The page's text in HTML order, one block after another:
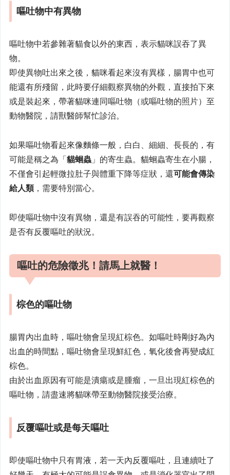
嘔吐物中有異物
嘔吐物中若參雜著貓食以外的東西，表示貓咪誤吞了異
物。
即使異物吐出來之後，貓咪看起來沒有異樣，腸胃中也可
能還有所殘留，此時要仔細觀察異物的外觀，直接拍下來
或是裝起來，帶著貓咪連同嘔吐物（或嘔吐物的照片）至
動物醫院，請獸醫師幫忙診治。
如果嘔吐物看起來像麵條一般，白白、細細、長長的，有
可能是稱之為「貓蛔蟲 」的寄生蟲。貓蛔蟲寄生在小腸，
不僅會引起輕微拉肚子與體重下降等症狀，還可能會傳染
給人類，需要特別當心。
即使嘔吐物中沒有異物，還是有誤吞的可能性，要再觀察
是否有反覆嘔吐的狀況。
嘔吐的危險徵兆！請馬上就醫！
棕色的嘔吐物
腸胃內出血時，嘔吐物會呈現紅棕色。如嘔吐時剛好為內
出血的時間點，嘔吐物會呈現鮮紅色，氧化後會再變成紅
棕色。
由於出血原因有可能是潰瘍或是腫瘤，一旦出現紅棕色的
嘔吐物，請盡速將貓咪帶至動物醫院接受治療。
反覆嘔吐或是每天嘔吐
即使嘔吐物中只有胃液，若一天內反覆嘔吐，且連續吐了